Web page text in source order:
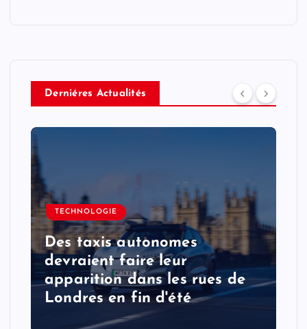
Derniéres Actualités
TECHNOLOGIE
Des taxis autonomes
devraient faire leur
apparition dans les rues de
Londres en fin d'été